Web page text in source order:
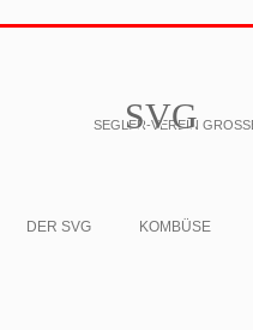
SVG
SEGLER-VEREIN
DER SVG KOMBÜSE